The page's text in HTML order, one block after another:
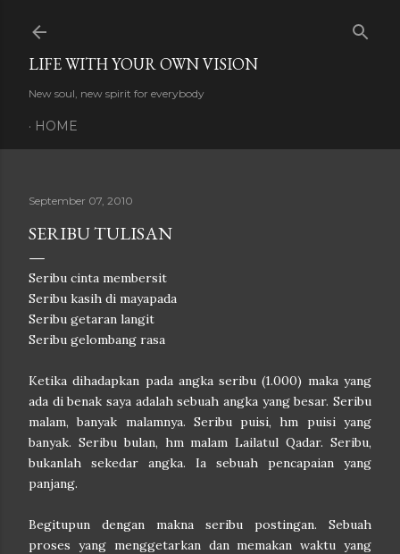
LIFE WITH YOUR OWN VISION
New soul, new spirit for everybody
HOME
September 07, 2010
SERIBU TULISAN
Seribu cinta membersit
Seribu kasih di mayapada
Seribu getaran langit
Seribu gelombang rasa
Ketika dihadapkan pada angka seribu (1.000) maka yang
ada di benak saya adalah sebuah angka yang besar. Seribu
malam, banyak malamnya. Seribu puisi, hm puisi yang
banyak. Seribu bulan, hm malam Lailatul Qadar. Seribu,
bukanlah sekedar angka. Ia sebuah pencapaian yang
panjang.
Begitupun dengan makna seribu postingan. Sebuah
proses yang menggetarkan dan memakan waktu yang